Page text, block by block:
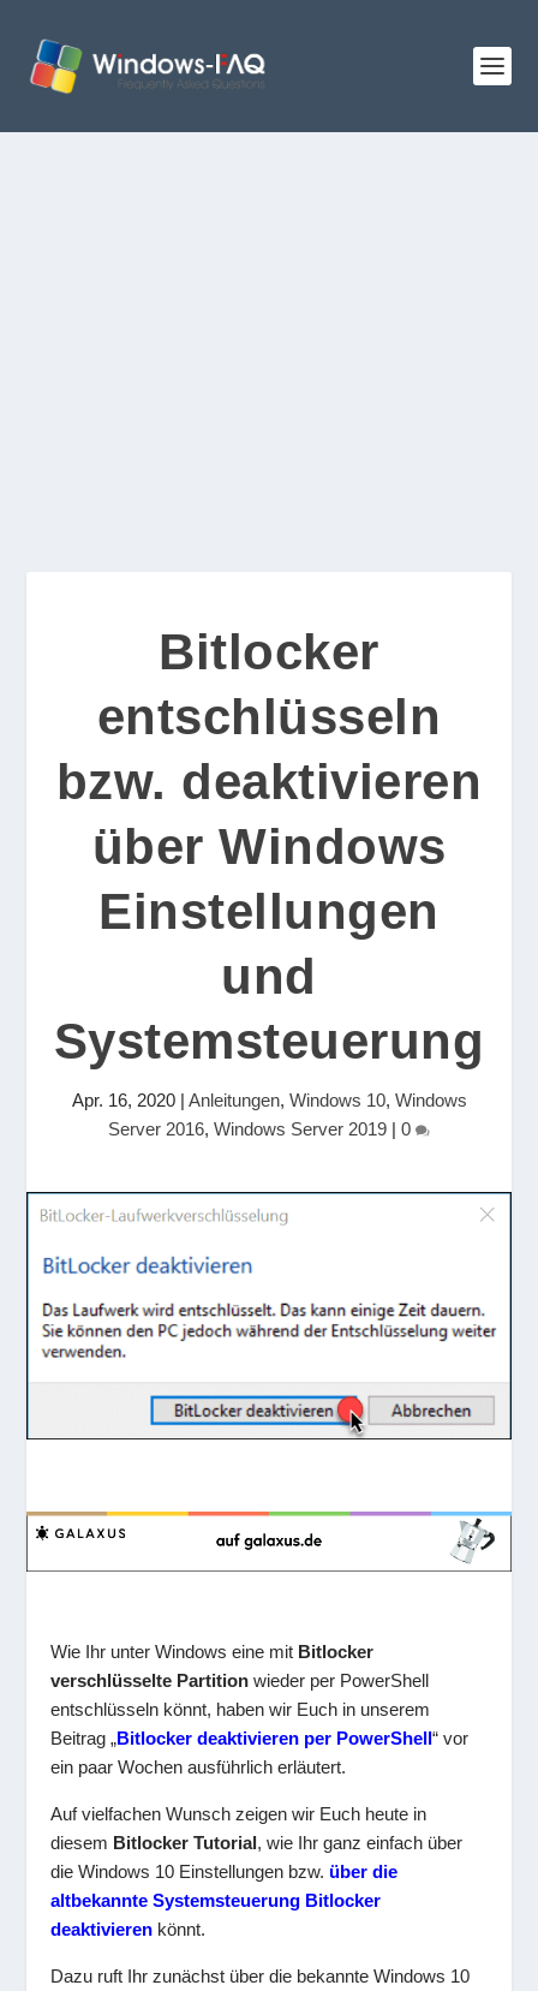
Bitlocker
entschlüsseln
bzw. deaktivieren
über Windows
Einstellungen
und
Systemsteuerung
Apr. 16, 2020| Anleitungen, Windows 10, Windows
Server 2016, Windows Server 2019 | 0
Wie Ihr unter Windows eine mit Bitlocker
verschlüsselte Partition wieder per PowerShell
entschlüsseln könnt, haben wir Euch in unserem
Beitrag „Bitlocker deaktivieren per PowerShell“ vor
ein paar Wochen ausführlich erläutert.
Auf vielfachen Wunsch zeigen wir Euch heute in
diesem Bitlocker Tutorial, wie Ihr ganz einfach über
die Windows 10 Einstellungen bzw. über die
altbekannte Systemsteuerung Bitlocker
deaktivieren könnt.
Dazu ruft Ihr zunächst über die bekannte Windows 10